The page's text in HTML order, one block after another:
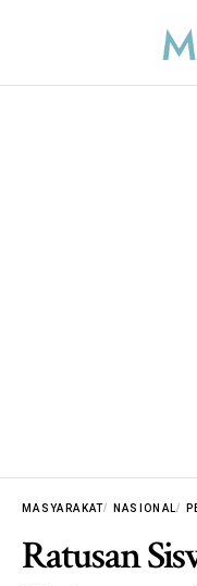
MASYARAKAT NASIONAL
Ratusan